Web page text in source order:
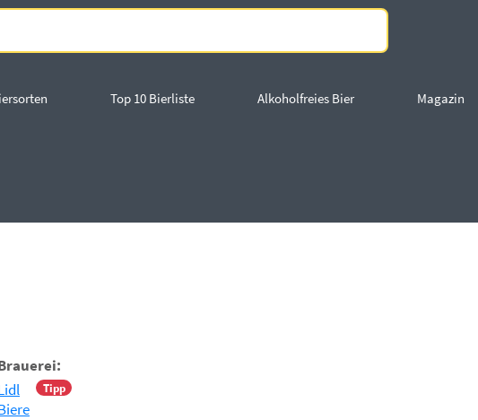
Top 10 Bierliste Alkoholfreies Bier Magazin
Tipp